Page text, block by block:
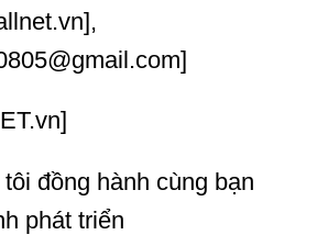
đồng hành cùng bạn
phát triển